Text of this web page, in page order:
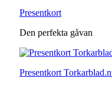
Presentkort
Den perfekta gåvan
Presentkort